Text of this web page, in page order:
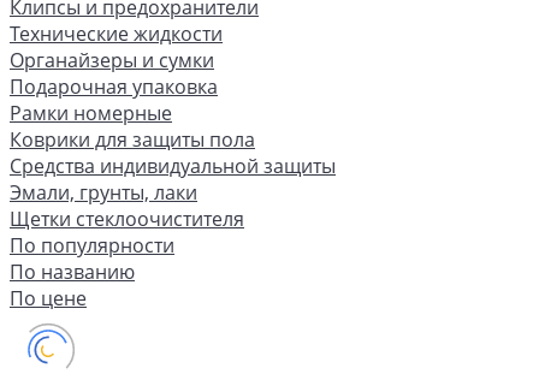
Клипсы и предохранители
Технические жидкости
Органайзеры и сумки
Подарочная упаковка
Рамки номерные
Коврики для защиты пола
Средства индивидуальной защиты
Эмали, грунты, лаки
Щетки стеклоочистителя
По популярности
По названию
По цене